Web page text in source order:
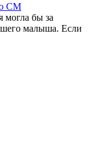
СМ
могла бы за
малыша. Если